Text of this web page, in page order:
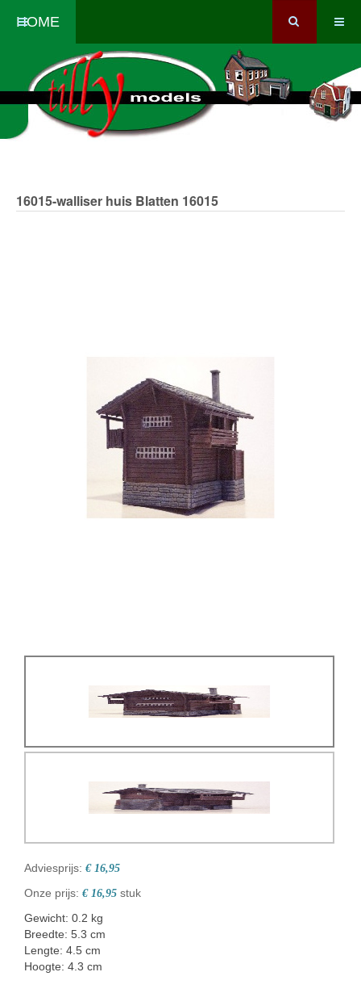
HOME
16015-walliser huis Blatten 16015
Adviesprijs: € 16,95
Onze prijs: € 16,95 stuk
Gewicht: 0.2 kg
Breedte: 5.3 cm
Lengte: 4.5 cm
Hoogte: 4.3 cm